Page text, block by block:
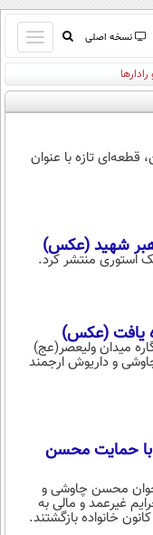
نسخه اصلی
باز
و
بسته
کردن
تازه با عنوان
شهید (عکس)
استوری منتشر کرد.
یافت (عکس)
میدان ولیعصر(عج)
و داریوش ارجمند
به قصاص با حمایت محسن
محسن چاوشی و
همراه بود، ۱۱۰ زندانی جرایم غیرعمد و مالی به